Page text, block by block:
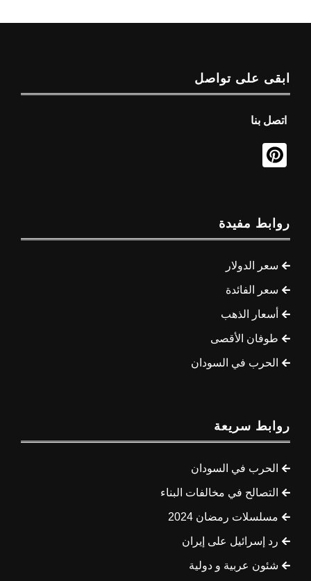
ابقى على تواصل
اتصل بنا
روابط مفيدة
سعر الدولار
سعر الفائدة
أسعار الذهب
طوفان الأقصى
الحرب في السودان
روابط سريعة
الحرب في السودان
التصالح في مخالفات البناء
مسلسلات رمضان 2024
رد إسرائيل على إيران
شئون عربية و دولية